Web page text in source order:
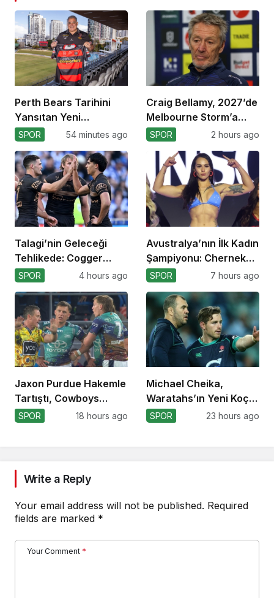
Perth Bears Tarihini
Yansıtan Yeni
Formasını Tanıttı
SPOR 54 minutes ago
Craig Bellamy, 2027’de
Melbourne Storm’a
Dönüyor!
SPOR 2 hours ago
Talagi’nin Geleceği
Tehlikede: Cogger
Tercihi!
SPOR 4 hours ago
Avustralya’nın İlk Kadın
Şampiyonu: Cherneka
Johnson
SPOR 7 hours ago
Jaxon Purdue Hakemle
Tartıştı, Cowboys
Kazandı!
SPOR 18 hours ago
Michael Cheika,
Waratahs’ın Yeni Koçu
Olabilir!
SPOR 23 hours ago
Write a Reply
Your email address will not be published. Required
fields are marked *
Your Comment *